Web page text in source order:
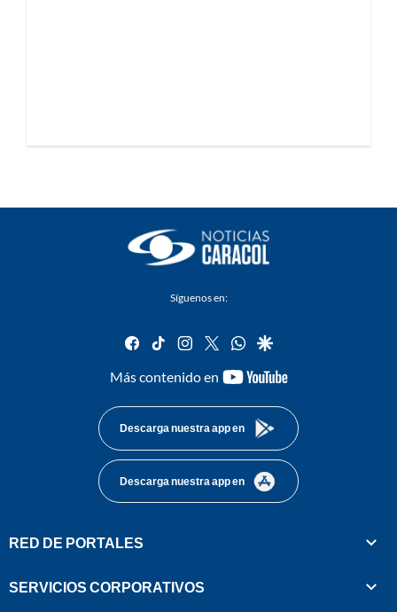
Síguenos en:
facebook
tiktok instagram
twitterwhatsapp
google
Más contenido en
youtube-
Descarga nuestra app en
Descarga nuestra app en
RED DE PORTALES
SERVICIOS CORPORATIVOS